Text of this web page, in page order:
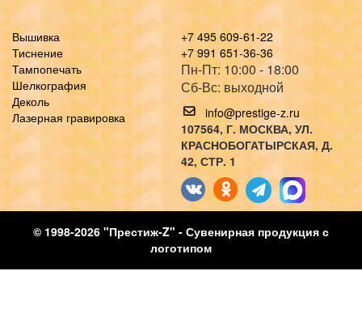
Вышивка
Тиснение
Тампопечать
Шелкография
Деколь
Лазерная гравировка
+7 495 609-61-22
+7 991 651-36-36
Пн-Пт: 10:00 - 18:00
Сб-Вс: выходной
info@prestige-z.ru
107564, Г. МОСКВА, УЛ.
КРАСНОБОГАТЫРСКАЯ, Д.
42, СТР. 1
© 1998-2026 "Престиж-Z" - Сувенирная продукция с
логотипом